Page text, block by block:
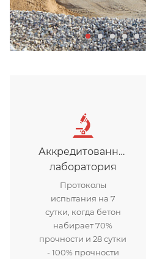
Аккредитованная
лаборатория
Протоколы
испытания на 7
сутки, когда бетон
набирает 70%
прочности и 28 сутки
- 100% прочности